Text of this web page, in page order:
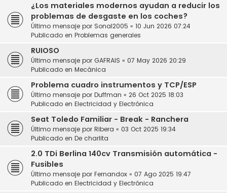
¿Los materiales modernos ayudan a reducir los
problemas de desgaste en los coches?
Último mensaje por Sonal2005 « 10 Jun 2026 07:24
Publicado en Problemas generales
RUIOSO
Último mensaje por GAFRAIS « 07 May 2026 20:29
Publicado en Mecánica
Problema cuadro instrumentos y TCP/ESP
Último mensaje por Duffman « 26 Oct 2025 18:03
Publicado en Electricidad y Electrónica
Seat Toledo Familiar - Break - Ranchera
Último mensaje por Ribera « 03 Oct 2025 19:34
Publicado en De charlita
2.0 TDi Berlina 140cv Transmisión automática -
Fusibles
Último mensaje por Fernandox « 07 Ago 2025 19:47
Publicado en Electricidad y Electrónica